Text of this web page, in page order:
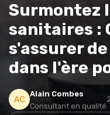
Surmontez
sanitaires :
s'assurer
dans l'ère
Alain Combes
Consultant en qualité